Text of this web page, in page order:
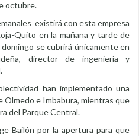
octubre.
existirá con esta empresa
Quito en la mañana y tarde de
se cubrirá únicamente en
director de ingeniería y
han implementado una
Olmedo e Imbabura, mientras que
del Parque Central.
Bailón por la apertura para que